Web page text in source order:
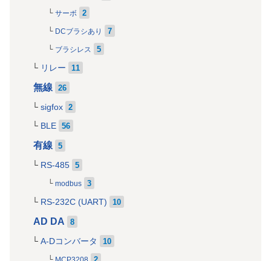
サーボ 2
DCブラシあり 7
ブラシレス 5
リレー 11
無線 26
sigfox 2
BLE 56
有線 5
RS-485 5
modbus 3
RS-232C (UART) 10
AD DA 8
A-Dコンバータ 10